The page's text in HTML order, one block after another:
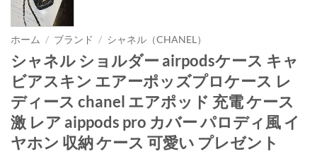
ホーム / ブランド / シャネル（CHANEL）
シャネル ショルダー airpodsケース キャ
ビアスキン エアーポッズプロケース レ
ディース chanel エアポッド 充電 ケース
激 レア aippods pro カバー パロディ風 イ
ヤホン 収納 ケース 可愛い プレゼント